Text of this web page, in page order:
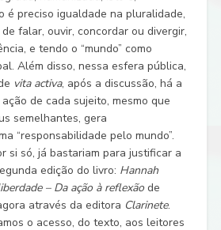
é preciso igualdade na pluralidade,
falar, ouvir, concordar ou divergir,
e tendo o “mundo” como
Além disso, nessa esfera pública,
vita activa, após a discussão, há a
de cada sujeito, mesmo que
semelhantes, gera
“responsabilidade pelo mundo”.
si só, já bastariam para justificar a
edição do livro: Hannah
– Da ação à reflexão de
através da editora Clarinete.
o acesso, do texto, aos leitores